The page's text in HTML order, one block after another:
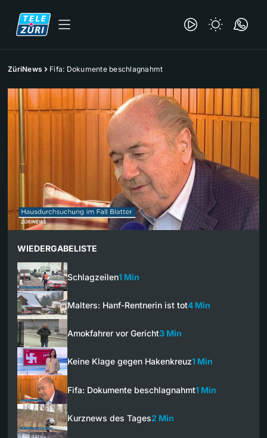
ZüriNews Fifa: Dokumente beschlagnahmt
WIEDERGABELISTE
Schlagzeilen1 Min
Malters: Hanf-Rentnerin ist tot4 Min
Amokfahrer vor Gericht3 Min
Keine Klage gegen Hakenkreuz1 Min
Fifa: Dokumente beschlagnahmt1 Min
Kurznews des Tages2 Min